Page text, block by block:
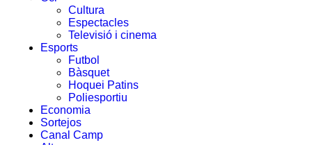
Cultura
Espectacles
Televisió i cinema
Esports
Futbol
Bàsquet
Hoquei Patins
Poliesportiu
Economia
Sortejos
Canal Camp